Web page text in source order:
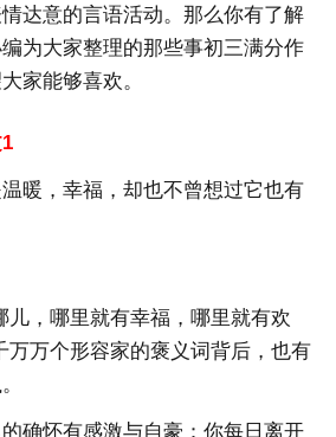
达意的言语活动。那么你有了解
为大家整理的那些事初三满分作
家能够喜欢。
暖，幸福，却也不曾想过它也有
儿，哪里就有幸福，哪里就有欢
万万个形容家的褒义词背后，也有
确怀有感激与自豪：你每日离开